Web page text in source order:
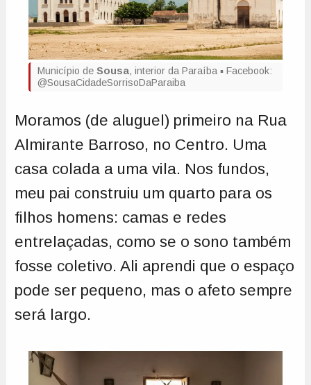
Município deSousa, interior da Paraíba ▪️ Facebook:
@SousaCidadeSorrisoDaParaiba
Moramos (de aluguel) primeiro na Rua
Almirante Barroso, no Centro. Uma
casa colada a uma vila. Nos fundos,
meu pai construiu um quarto para os
filhos homens: camas e redes
entrelaçadas, como se o sono também
fosse coletivo. Ali aprendi que o espaço
pode ser pequeno, mas o afeto sempre
será largo.